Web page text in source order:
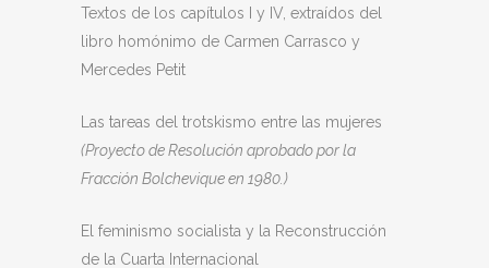
Textos de los capítulos I y IV, extraídos del
libro homónimo de Carmen Carrasco y
Mercedes Petit
Las tareas del trotskismo entre las mujeres
(Proyecto de Resolución aprobado por la
Fracción Bolchevique en 1980.)
El feminismo socialista y la Reconstrucción
de la Cuarta Internacional